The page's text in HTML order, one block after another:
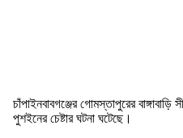
চাঁপাইনবাবগঞ্জের গোমস্তাপুরের
পুশইনের চেষ্টার ঘটনা ঘটেছে।